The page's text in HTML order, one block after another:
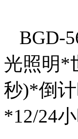
BGD-
光照明*
秒)*倒
*12/24